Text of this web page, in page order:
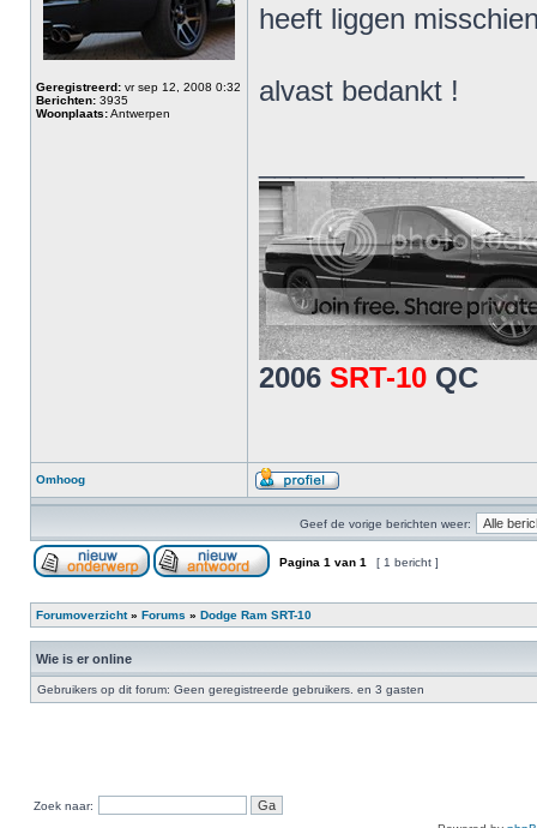
Geregistreerd: vr sep 12, 2008 0:32
Berichten: 3935
Woonplaats:Antwerpen
heeft liggen
alvast bedankt !
2006 SRT-10 QC
Omhoog
Geef de vorige berichten weer:
Pagina 1 van 1 [ 1 bericht ]
Forumoverzicht» Forums » Dodge Ram SRT-10
Wie is er online
Gebruikers op dit forum: Geen geregistreerde gebruikers. en 3 gasten
Zoek naar: